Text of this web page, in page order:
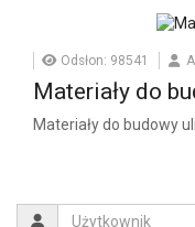
Odsłon: 98541
Materiały do
Materiały do budowy